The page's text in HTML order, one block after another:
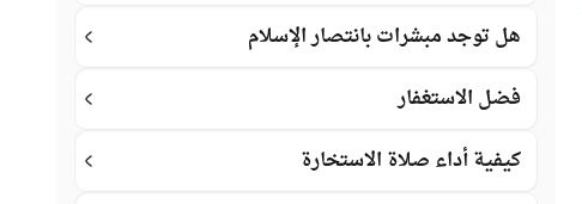
هل توجد مبشرات بانتصار الإسلام
فضل الاستغفار
كيفية أداء صلاة الاستخارة